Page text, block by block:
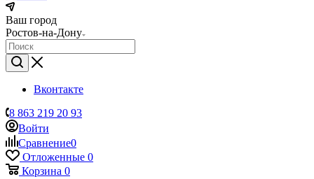
Ваш город
Ростов-на-Дону
Вконтакте
8 863 219 20 93
Войти
Сравнение0
Отложенные 0
Корзина 0